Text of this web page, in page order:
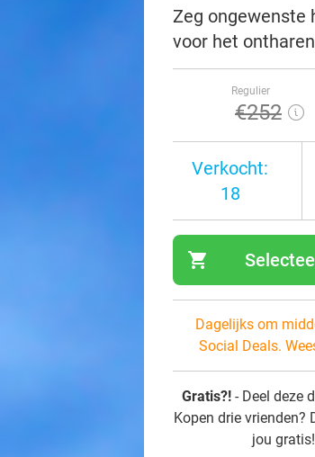
Zeg ongewenste
voor het
Regulier
€252
Verkocht:
18
shopping_cart
Dagelijks om
Social Deals.
Gratis?! - Deel deze
Kopen drie vrienden?
jou